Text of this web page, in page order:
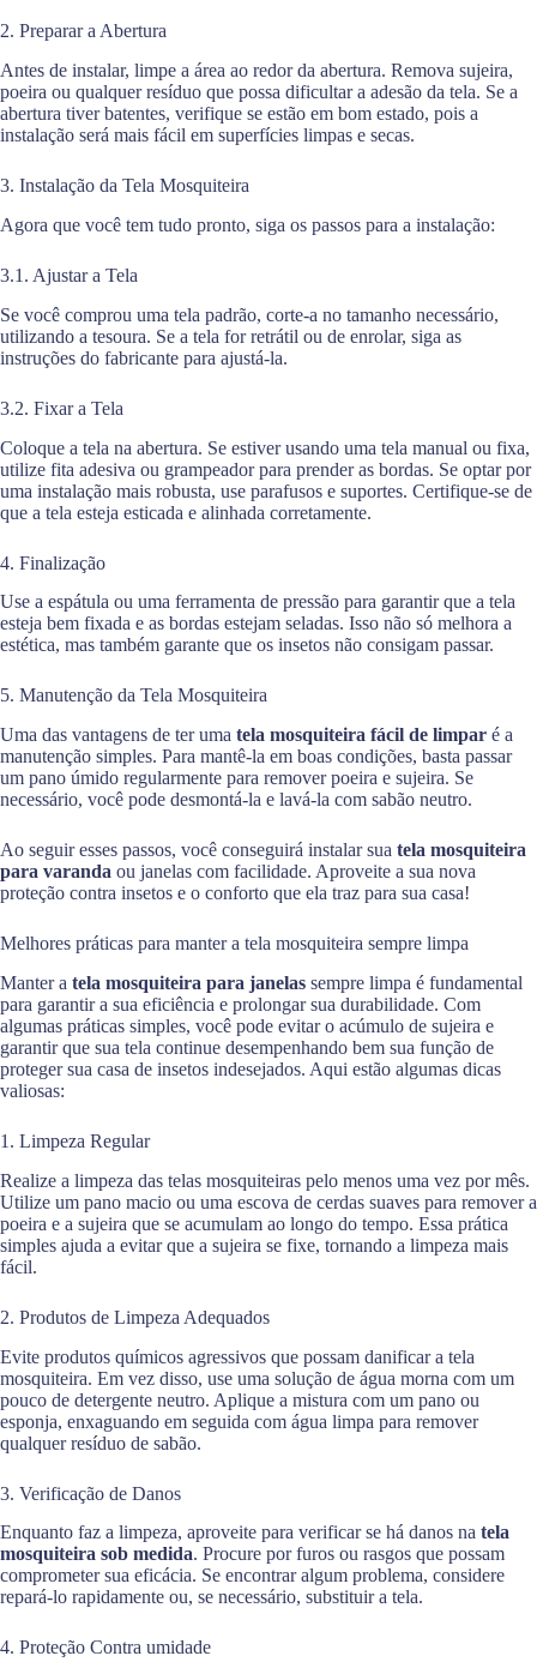
2. Preparar a Abertura
Antes de instalar, limpe a área ao redor da abertura. Remova sujeira,
poeira ou qualquer resíduo que possa dificultar a adesão da tela. Se a
abertura tiver batentes, verifique se estão em bom estado, pois a
instalação será mais fácil em superfícies limpas e secas.
3. Instalação da Tela Mosquiteira
Agora que você tem tudo pronto, siga os passos para a instalação:
3.1. Ajustar a Tela
Se você comprou uma tela padrão, corte-a no tamanho necessário,
utilizando a tesoura. Se a tela for retrátil ou de enrolar, siga as
instruções do fabricante para ajustá-la.
3.2. Fixar a Tela
Coloque a tela na abertura. Se estiver usando uma tela manual ou fixa,
utilize fita adesiva ou grampeador para prender as bordas. Se optar por
uma instalação mais robusta, use parafusos e suportes. Certifique-se de
que a tela esteja esticada e alinhada corretamente.
4. Finalização
Use a espátula ou uma ferramenta de pressão para garantir que a tela
esteja bem fixada e as bordas estejam seladas. Isso não só melhora a
estética, mas também garante que os insetos não consigam passar.
5. Manutenção da Tela Mosquiteira
Uma das vantagens de ter uma tela mosquiteira fácil de limpar é a
manutenção simples. Para mantê-la em boas condições, basta passar
um pano úmido regularmente para remover poeira e sujeira. Se
necessário, você pode desmontá-la e lavá-la com sabão neutro.
Ao seguir esses passos, você conseguirá instalar sua tela mosquiteira
para varanda ou janelas com facilidade. Aproveite a sua nova
proteção contra insetos e o conforto que ela traz para sua casa!
Melhores práticas para manter a tela mosquiteira sempre limpa
Manter a tela mosquiteira para janelas sempre limpa é fundamental
para garantir a sua eficiência e prolongar sua durabilidade. Com
algumas práticas simples, você pode evitar o acúmulo de sujeira e
garantir que sua tela continue desempenhando bem sua função de
proteger sua casa de insetos indesejados. Aqui estão algumas dicas
valiosas:
1. Limpeza Regular
Realize a limpeza das telas mosquiteiras pelo menos uma vez por mês.
Utilize um pano macio ou uma escova de cerdas suaves para remover a
poeira e a sujeira que se acumulam ao longo do tempo. Essa prática
simples ajuda a evitar que a sujeira se fixe, tornando a limpeza mais
fácil.
2. Produtos de Limpeza Adequados
Evite produtos químicos agressivos que possam danificar a tela
mosquiteira. Em vez disso, use uma solução de água morna com um
pouco de detergente neutro. Aplique a mistura com um pano ou
esponja, enxaguando em seguida com água limpa para remover
qualquer resíduo de sabão.
3. Verificação de Danos
Enquanto faz a limpeza, aproveite para verificar se há danos na tela
mosquiteira sob medida. Procure por furos ou rasgos que possam
comprometer sua eficácia. Se encontrar algum problema, considere
repará-lo rapidamente ou, se necessário, substituir a tela.
4. Proteção Contra umidade